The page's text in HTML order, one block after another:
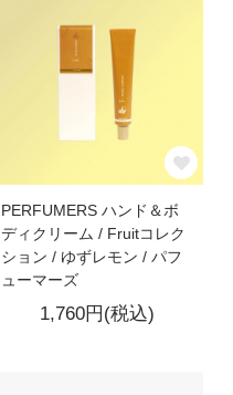
PERFUMERS ハンド＆ボ
ディクリーム / Fruitコレク
ション / ゆずレモン / パフ
ューマーズ
1,760円(税込)